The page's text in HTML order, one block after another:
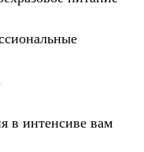
в интенсиве вам